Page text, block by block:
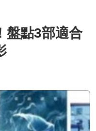
盤點3部適合